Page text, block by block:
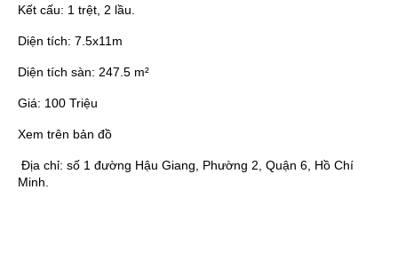
Kết cấu: 1 trệt, 2 lầu.
Diện tích: 7.5x11m
Diện tích sàn: 247.5 m²
Giá: 100 Triệu
Xem trên bản đồ
Địa chỉ: số 1 đường Hậu Giang, Phường 2, Quận 6, Hồ Chí
Minh.